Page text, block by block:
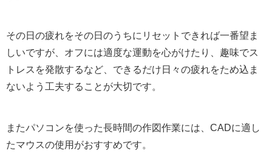
その日の疲れをその日のうちにリセットできれば一番望ま
しいですが、オフには適度な運動を心がけたり、趣味でス
トレスを発散するなど、できるだけ日々の疲れをため込ま
ないよう工夫することが大切です。
またパソコンを使った長時間の作図作業には、CADに適し
たマウスの使用がおすすめです。